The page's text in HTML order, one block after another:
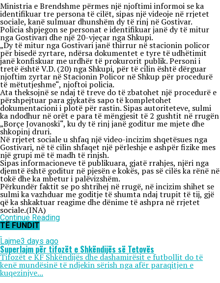
Ministria e Brendshme përmes një njoftimi informoi se ka
identifikuar tre persona të cilët, sipas një videoje në rrjetet
sociale, kanë sulmuar dhunshëm dy të rinj në Gostivar.
Policia shpjegon se personat e identifikuar janë dy të mitur
nga Gostivari dhe një 20-vjeçar nga Shkupi.
„Dy të mitur nga Gostivari janë thirrur në stacionin policor
për bisedë zyrtare, ndërsa dokumentet e tyre të udhëtimit
janë konfiskuar me urdhër të prokurorit publik. Personi i
tretë është V.D. (20) nga Shkupi, për të cilin është dërguar
njoftim zyrtar në Stacionin Policor në Shkup për procedurë
të mëtutjeshme“, njoftoi policia.
Ata theksojnë se ndaj të treve do të zbatohet një procedurë e
përshpejtuar para gjykatës sapo të kompletohet
dokumentacioni i plotë për rastin. Sipas autoriteteve, sulmi
ka ndodhur në orët e para të mëngjesit të 2 gushtit në rrugën
„Borçe Jovanoski“, ku dy të rinj janë goditur me mjete dhe
shkopinj druri.
Në rrjetet sociale u shfaq një video-incizim shqetësues nga
Gostivari, në të cilin shfaqet një përleshje e ashpër fizike mes
një grupi më të madh të rinjsh.
Sipas informacioneve të publikuara, gjatë rrahjes, njëri nga
djemtë është goditur në pjesën e kokës, pas së cilës ka rënë në
tokë dhe ka mbetur i palëvizshëm.
Përkundër faktit se po shtrihej në rrugë, në incizim shihet se
sulmi ka vazhduar me goditje të shumta ndaj trupit të tij, gjë
që ka shkaktuar reagime dhe dënime të ashpra në rrjetet
sociale.(INA)
Continue Reading
TË FUNDIT
Lajme3 days ago
Superlajm për tifozët e Shkëndijës së Tetovës
Tifozët e KF Shkëndijës dhe dashamirësit e futbollit do të
kenë mundësinë të ndjekin sërish nga afër paraqitjen e
kuqezinjve...